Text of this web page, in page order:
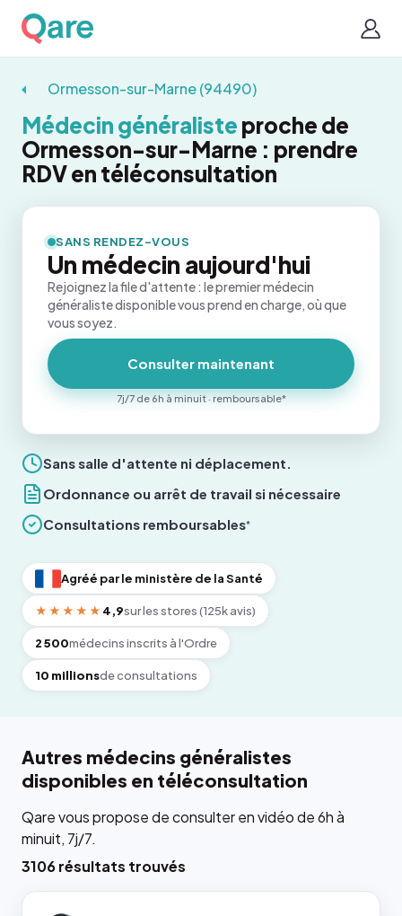
Ormesson-sur-Marne (94490)
Médecin généraliste proche de
Ormesson-sur-Marne : prendre
RDV en téléconsultation
Sans salle d'attente ni déplacement.
Ordonnance ou arrêt de travail si nécessaire
Consultations remboursables*
Agréé par le ministère de la Santé
★★★★★ 4,9sur les stores (125k avis)
2 500médecins inscrits à l'Ordre
10 millionsde consultations
SANS RENDEZ-VOUS
Un médecin aujourd'hui
Rejoignez la file d'attente : le premier médecin
généraliste disponible vous prend en charge, où que
vous soyez.
Consulter maintenant
7j/7 de 6h à minuit · remboursable*
Autres médecins généralistes
disponibles en téléconsultation
Qare vous propose de consulter en vidéo de 6h à
minuit, 7j/7.
3106 résultats trouvés